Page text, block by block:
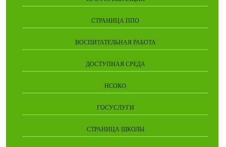
СТРАНИЦА ППО
ВОСПИТАТЕЛЬНАЯ РАБОТА
ДОСТУПНАЯ СРЕДА
НСОКО
ГОСУСЛУГИ
СТРАНИЦА ШКОЛЫ